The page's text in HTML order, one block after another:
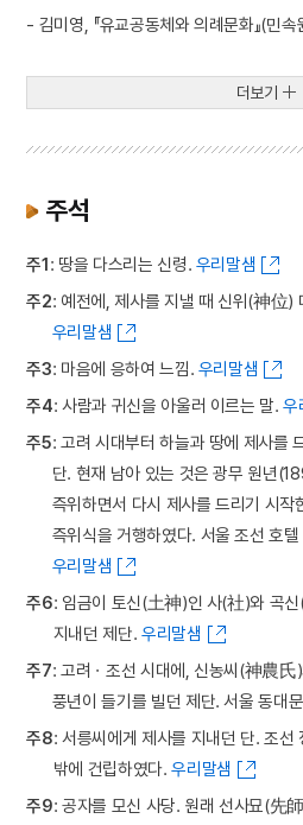
- 김미영, 『유교공동체와 의례문화』(민
더보기
주석
주1: 땅을 다스리는 신령. 우리말샘
주2: 예전에, 제사를 지낼 때 신위(神位)
우리말샘
주3: 마음에 응하여 느낌. 우리말샘
주4: 사람과 귀신을 아울러 이르는 말.우
주5: 고려 시대부터 하늘과 땅에 제사를
단. 현재 남아 있는 것은 광무 원년
즉위하면서 다시 제사를 드리기 시작
즉위식을 거행하였다. 서울 조선 호
우리말샘
주6: 임금이 토신(土神)인 사(社)와 곡
지내던 제단. 우리말샘
주7: 고려ㆍ조선 시대에, 신농씨(神農
풍년이 들기를 빌던 제단. 서울 동대
주8: 서릉씨에게 제사를 지내던 단. 조
밖에 건립하였다.우리말샘
주9: 공자를 모신 사당. 원래 선사묘(先